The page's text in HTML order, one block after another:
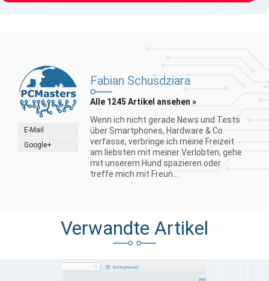
E-Mail
Google+
Fabian Schusdziara
Alle 1245 Artikel ansehen »
Wenn ich nicht gerade News und Tests
über Smartphones, Hardware & Co.
verfasse, verbringe ich meine Freizeit
am liebsten mit meiner Verlobten, gehe
mit unserem Hund spazieren oder
treffe mich mit Freun...
Verwandte Artikel